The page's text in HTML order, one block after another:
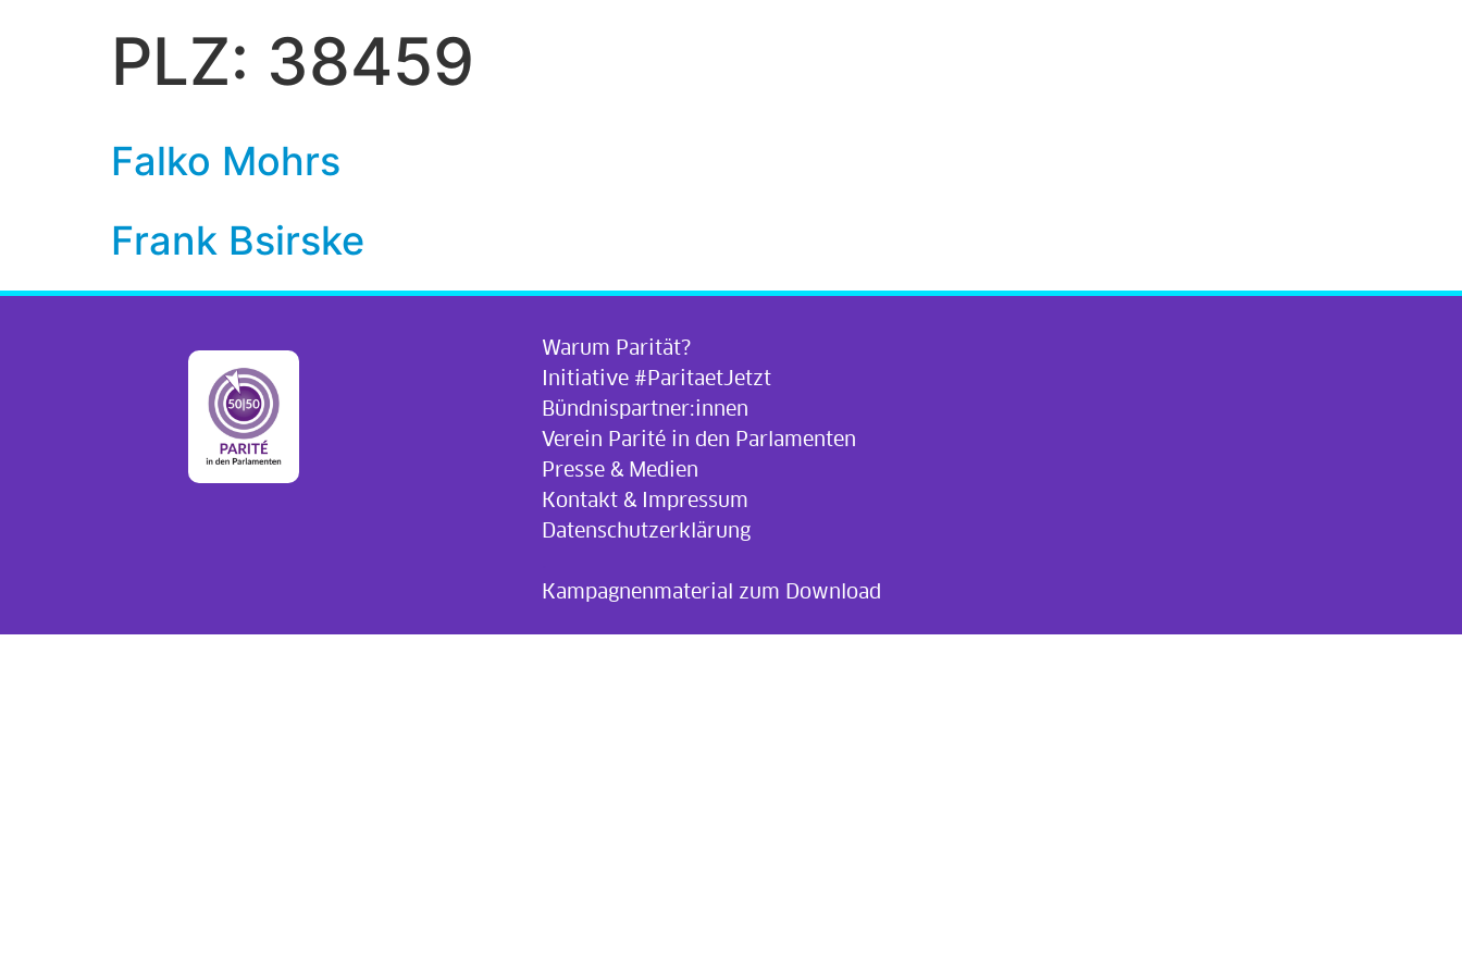
PLZ: 38459
Falko Mohrs
Frank Bsirske
Warum Parität?
Initiative #ParitaetJetzt
Bündnispartner:innen
Verein Parité in den Parlamenten
Presse & Medien
Kontakt & Impressum
Datenschutzerklärung
Kampagnenmaterial zum Download